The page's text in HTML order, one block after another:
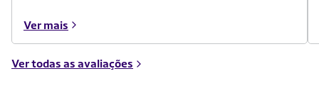
Ver mais
Ver todas as avaliações